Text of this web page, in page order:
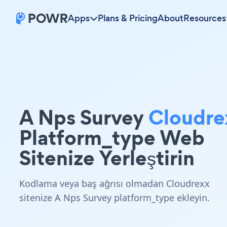
Apps Plans & PricingAboutResources
A Nps Survey
Platform_type Web
Sitenize Yerleştirin
Kodlama veya baş ağrısı olmadan Cloudrexx
sitenize A Nps Survey platform_type ekleyin.